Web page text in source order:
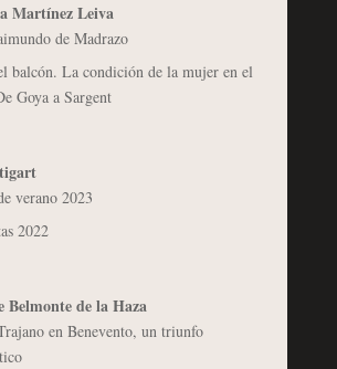
Martínez Leiva
de Madrazo
balcón. La condición de la mujer en el
Goya a Sargent
verano 2023
2022
Belmonte de la Haza
en Benevento, un triunfo